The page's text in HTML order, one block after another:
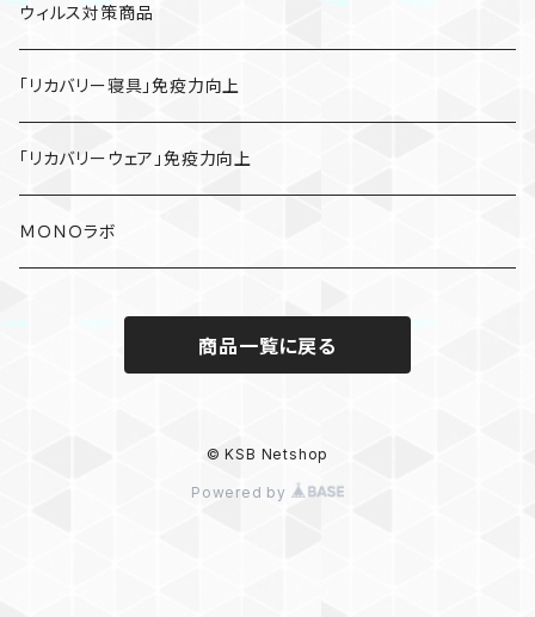
ウィルス対策商品
「リカバリー寝具」免疫力向上
「リカバリーウェア」免疫力向上
ＭＯＮＯラボ
商品一覧に戻る
© KSB Netshop
Powered by